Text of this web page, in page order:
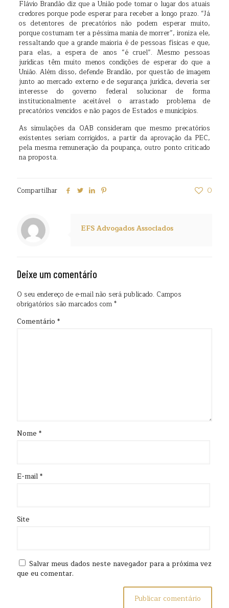
Flávio Brandão diz que a União pode tomar o lugar dos atuais
credores porque pode esperar para receber a longo prazo. “Já
os detentores de precatórios não podem esperar muito,
porque costumam ter a péssima mania de morrer”, ironiza ele,
ressaltando que a grande maioria é de pessoas físicas e que,
para elas, a espera de anos “é cruel”. Mesmo pessoas
jurídicas têm muito menos condições de esperar do que a
União. Além disso, defende Brandão, por questão de imagem
junto ao mercado externo e de segurança jurídica, deveria ser
interesse do governo federal solucionar de forma
institucionalmente aceitável o arrastado problema de
precatórios vencidos e não pagos de Estados e municípios.
As simulações da OAB consideram que mesmo precatórios
existentes seriam corrigidos, a partir da aprovação da PEC,
pela mesma remuneração da poupança, outro ponto criticado
na proposta.
Compartilhar 0
EFS Advogados Associados
Deixe um comentário
O seu endereço de e-mail não será publicado. Campos
obrigatórios são marcados com*
Comentário *
Nome *
E-mail*
Site
Salvar meus dados neste navegador para a próxima vez
que eu comentar.